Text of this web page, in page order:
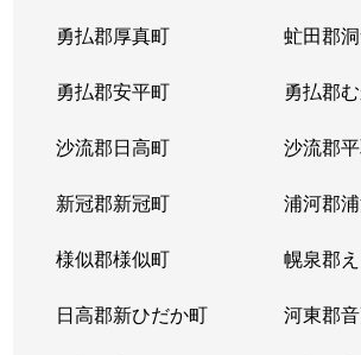
勇払郡厚真町 虻田郡
勇払郡安平町 勇払郡
沙流郡日高町 沙流郡
新冠郡新冠町 浦河郡
様似郡様似町 幌泉郡
日高郡新ひだか町 河東郡